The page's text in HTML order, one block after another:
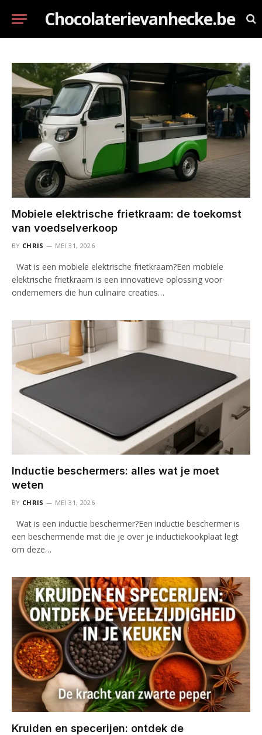
Chocolaterievanhecke.be
Mobiele elektrische frietkraam: de toekomst
van voedselverkoop
BY CHRIS MEI 31, 2026
Wat is een mobiele elektrische frietkraam?Een mobiele
elektrische frietkraam is een innovatieve oplossing voor
ondernemers die hun culinaire creaties…
Inductie beschermers: alles wat je moet
weten
BY CHRIS MEI 31, 2026
Wat is een inductie beschermer?Een inductie beschermer is
een beschermende mat die je over je inductiekookplaat legt
om deze…
Kruiden en specerijen: ontdek de